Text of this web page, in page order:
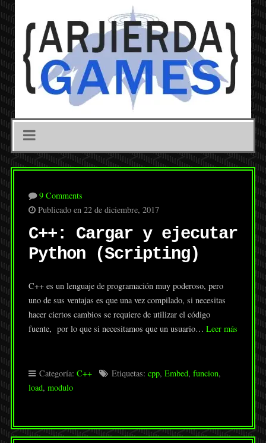
9 Comments
Publicado en 22 de diciembre, 2017
C++: Cargar y ejecutar
Python (Scripting)
C++ es un lenguaje de programación muy poderoso, pero
uno de sus ventajas es que una vez compilado, si necesitas
hacer ciertos cambios se requiere de utilizar el código
fuente, por lo que si necesitamos que un usuario… Leer más
Categoría: C++ Etiquetas: cpp, Embed, funcion,
load, modulo